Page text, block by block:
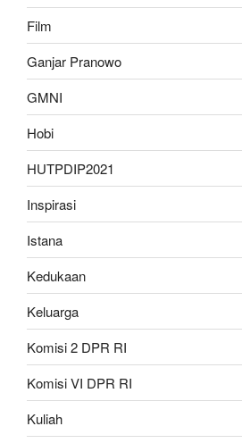
Film
Ganjar Pranowo
GMNI
Hobi
HUTPDIP2021
Inspirasi
Istana
Kedukaan
Keluarga
Komisi 2 DPR RI
Komisi VI DPR RI
Kuliah